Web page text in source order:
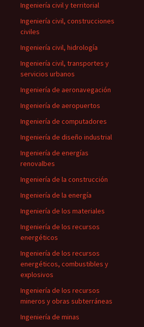
Ingeniería civil y territorial
Ingeniería civil, construcciones
civiles
Ingeniería civil, hidrología
Ingeniería civil, transportes y
servicios urbanos
Ingeniería de aeronavegación
Ingeniería de aeropuertos
Ingeniería de computadores
Ingeniería de diseño industrial
Ingeniería de energías
renovalbes
Ingeniería de la construcción
Ingeniería de la energía
Ingeniería de los materiales
Ingeniería de los recursos
energéticos
Ingeniería de los recursos
energéticos, combustibles y
explosivos
Ingeniería de los recursos
mineros y obras subterráneas
Ingeniería de minas